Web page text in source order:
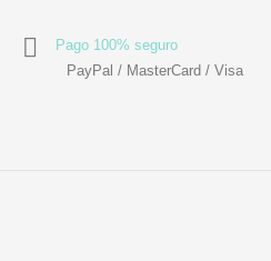
Pago 100% seguro
PayPal / MasterCard / Visa